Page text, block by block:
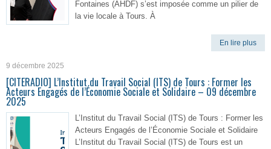
Fontaines (AHDF) s’est imposée comme un pilier de
la vie locale à Tours. À
En lire plus
9 décembre 2025
[CITERADIO] L’Institut du Travail Social (ITS) de Tours : Former les
Acteurs Engagés de l’Économie Sociale et Solidaire – 09 décembre
2025
L’Institut du Travail Social (ITS) de Tours : Former les
Acteurs Engagés de l’Économie Sociale et Solidaire
L’Institut du Travail Social (ITS) de Tours est un